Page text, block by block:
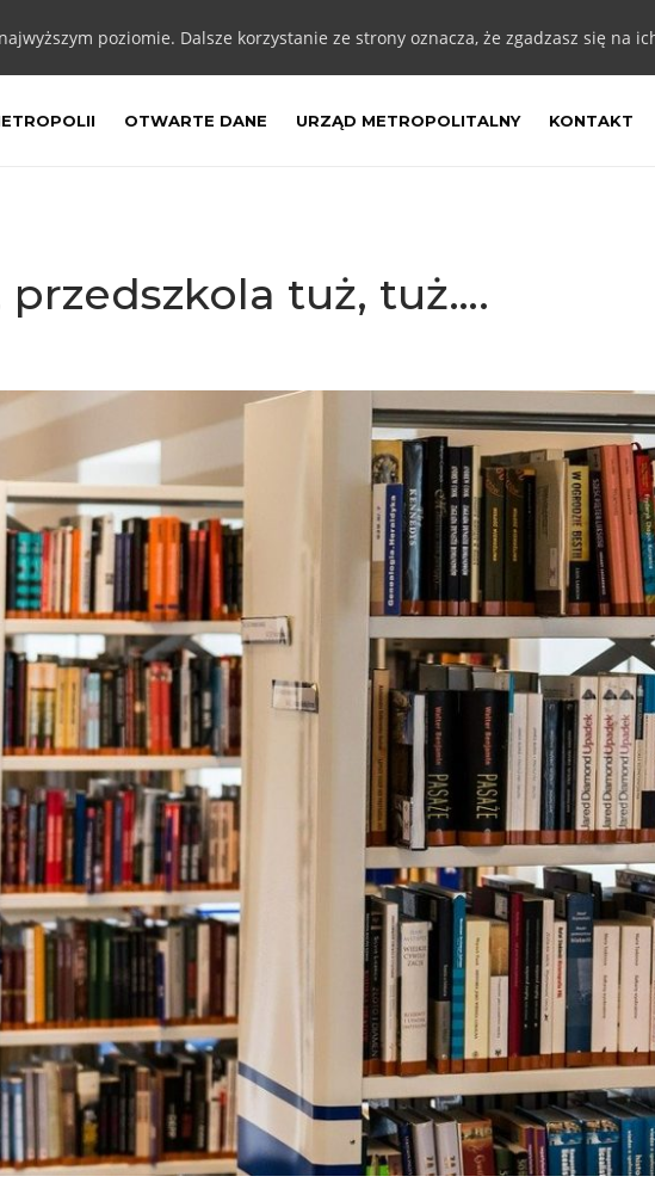
poziomie. Dalsze korzystanie ze strony oznacza, że zgadzasz się na
OTWARTE DANE URZĄD METROPOLITALNY KONTAKT
tuż, tuż….